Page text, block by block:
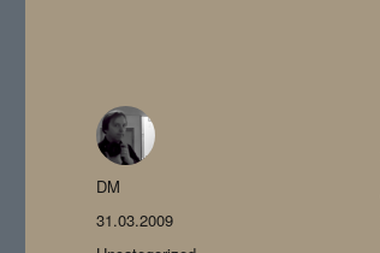
Автор
DM
Опубликовано
31.03.2009